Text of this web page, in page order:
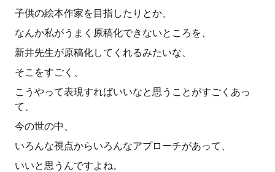
子供の絵本作家を目指したりとか、
なんか私がうまく原稿化できないところを、
新井先生が原稿化してくれるみたいな、
そこをすごく、
こうやって表現すればいいなと思うことがすごくあっ
て、
今の世の中、
いろんな視点からいろんなアプローチがあって、
いいと思うんですよね。